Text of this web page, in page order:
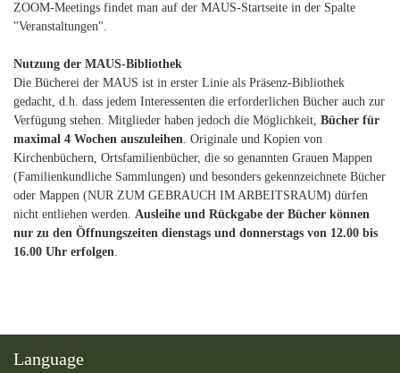
ZOOM-Meetings findet man auf der MAUS-Startseite in der Spalte
"Veranstaltungen".
Nutzung der MAUS-Bibliothek
Die Bücherei der MAUS ist in erster Linie als Präsenz-Bibliothek
gedacht, d.h. dass jedem Interessenten die erforderlichen Bücher auch zur
Verfügung stehen. Mitglieder haben jedoch die Möglichkeit, Bücher für
maximal 4 Wochen auszuleihen. Originale und Kopien von
Kirchenbüchern, Ortsfamilienbücher, die so genannten Grauen Mappen
(Familienkundliche Sammlungen) und besonders gekennzeichnete Bücher
oder Mappen (NUR ZUM GEBRAUCH IM ARBEITSRAUM) dürfen
nicht entliehen werden. Ausleihe und Rückgabe der Bücher können
nur zu den Öffnungszeiten dienstags und donnerstags von 12.00 bis
16.00 Uhr erfolgen.
Language